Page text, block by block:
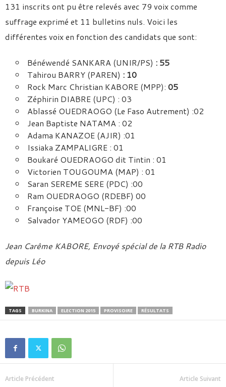
131 inscrits ont pu être relevés avec 79 voix comme
suffrage exprimé et 11 bulletins nuls. Voici les
différentes voix en fonction des candidats que sont:
Bénéwendé SANKARA (UNIR/PS) : 55
Tahirou BARRY (PAREN) : 10
Rock Marc Christian KABORE (MPP): 05
Zéphirin DIABRE (UPC) : 03
Ablassé OUEDRAOGO (Le Faso Autrement) :02
Jean Baptiste NATAMA : 02
Adama KANAZOE (AJIR) :01
Issiaka ZAMPALIGRE : 01
Boukaré OUEDRAOGO dit Tintin : 01
Victorien TOUGOUMA (MAP) : 01
Saran SEREME SERE (PDC) :00
Ram OUEDRAOGO (RDEBF) 00
Françoise TOE (MNL-BF) :00
Salvador YAMEOGO (RDF) :00
Jean Carême KABORE, Envoyé spécial de la RTB Radio
depuis Léo
TAGS BURKINA ELECTION 2015 PROVISOIRE RÉSULTATS
Article Précédent Article Suivant